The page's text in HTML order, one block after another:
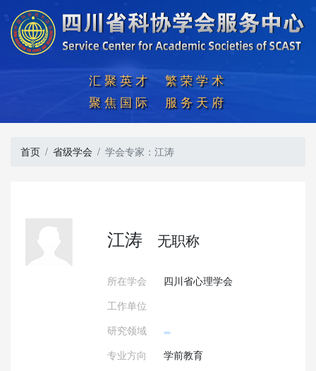
汇聚英才  繁荣学术
聚焦国际  服务天府
首页 省级学会 学会专家：江涛
江涛 无职称
所在学会
四川省心理学会
工作单位
研究领域
专业方向
学前教育